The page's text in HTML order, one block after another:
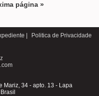
página »
| Politica de Privacidade
Mariz, 34 - apto. 13 - Lapa